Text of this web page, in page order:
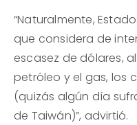
“Naturalmente,
que considera de
escasez de dólares,
petróleo y el gas, los
(quizás algún día
de Taiwán)”, advirtió.